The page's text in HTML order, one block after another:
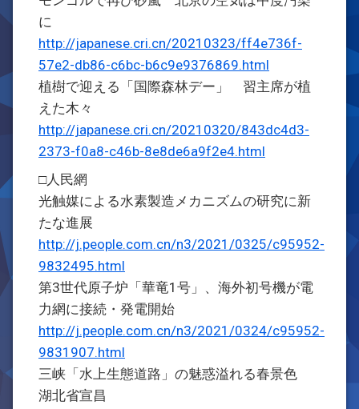
に
http://japanese.cri.cn/20210323/ff4e736f-
57e2-db86-c6bc-b6c9e9376869.html
植樹で迎える「国際森林デー」 習主席が植
えた木々
http://japanese.cri.cn/20210320/843dc4d3-
2373-f0a8-c46b-8e8de6a9f2e4.html
□人民網
光触媒による水素製造メカニズムの研究に新
たな進展
http://j.people.com.cn/n3/2021/0325/c95952-
9832495.html
第3世代原子炉「華竜1号」、海外初号機が電
力網に接続・発電開始
http://j.people.com.cn/n3/2021/0324/c95952-
9831907.html
三峡「水上生態道路」の魅惑溢れる春景色
湖北省宣昌